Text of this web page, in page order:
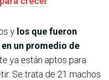
y los que fueron
un promedio de
ya están aptos para
Se trata de 21 machos